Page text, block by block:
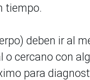
tiempo.
deben ir al
cercano con
para